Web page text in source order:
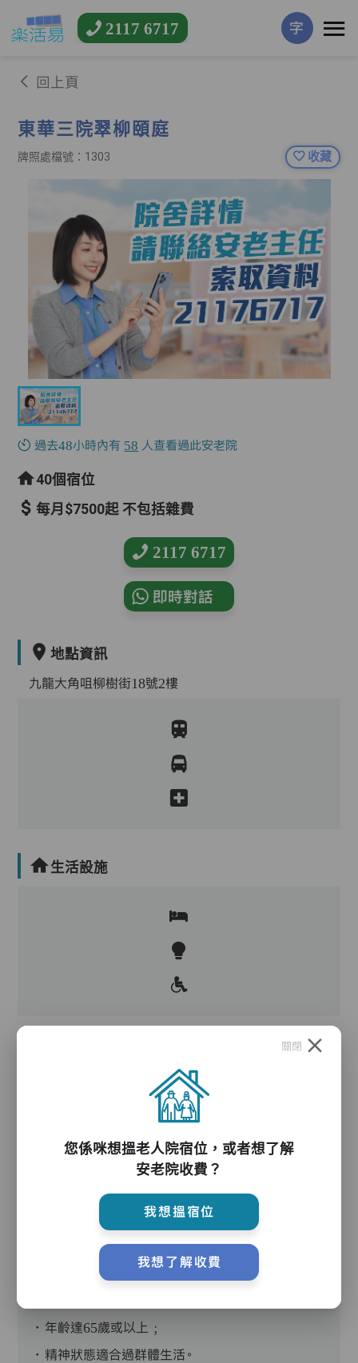
2117 6717 字
回上頁
東華三院翠柳頤庭
牌照處檔號：1303 收藏
過去48小時內有 58 人查看過此安老院
40個宿位
每月$7500起 不包括雜費
2117 6717
即時對話
地點資訊
九龍大角咀柳樹街18號2樓
生活設施
護理評估、執藥、核派藥、量度生命表徵、協助沐
入住條件
．年齡達65歲或以上﹔
．精神狀態適合過群體生活。
關閉
您係咪想搵老人院宿位，或者想了解
安老院收費？
我想搵宿位
我想了解收費